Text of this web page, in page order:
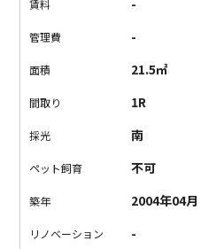
してお酒を飲みながら、森林浴
に大きく、とても開放感がありま
が目立ちます。
残念な箇所は
のできちんとお料理をする方は
えば大丈夫！
物事をポジティ
合わせをお待ちしております。笑
賃料 -
管理費 -
面積 21.5㎡
間取り 1R
採光 南
ペット飼育 不可
築年 2004年04月
リノベーション -